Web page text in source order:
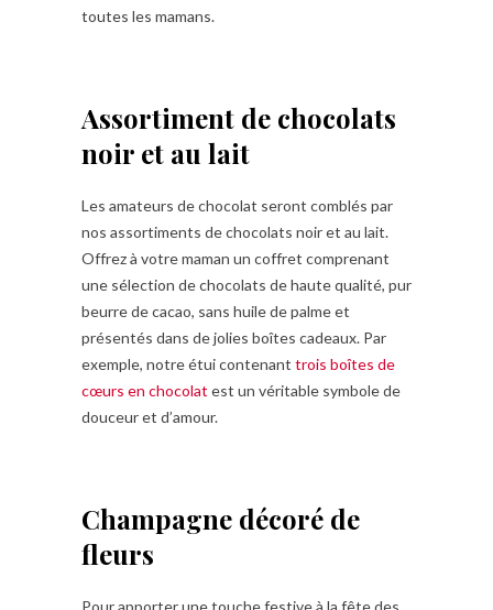
toutes les mamans.
Assortiment de chocolats
noir et au lait
Les amateurs de chocolat seront comblés par
nos assortiments de chocolats noir et au lait.
Offrez à votre maman un coffret comprenant
une sélection de chocolats de haute qualité, pur
beurre de cacao, sans huile de palme et
présentés dans de jolies boîtes cadeaux. Par
exemple, notre étui contenant trois boîtes de
cœurs en chocolat est un véritable symbole de
douceur et d’amour.
Champagne décoré de
fleurs
Pour apporter une touche festive à la fête des